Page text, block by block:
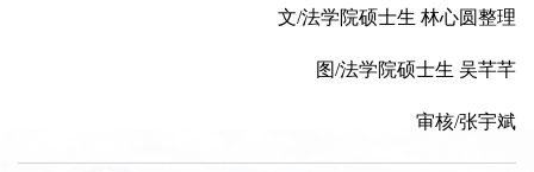
文/法学院硕士生 林心圆整理
图/法学院硕士生 吴芊芊
审核/张宇斌